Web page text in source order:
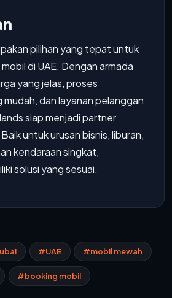
pilihan yang tepat untuk
di UAE. Dengan armada
yang jelas, proses
dan layanan pelanggan
siap menjadi partner
untuk urusan bisnis, liburan,
kendaraan singkat,
solusi yang sesuai.
#UAE #mobil mewah
#booking mobil